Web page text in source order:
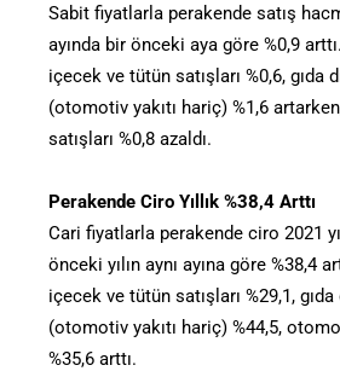
Sabit fiyatlarla perakende satış
ayında bir önceki aya göre %0,9
içecek ve tütün satışları %0,6, gıda
(otomotiv yakıtı hariç) %1,6
satışları %0,8 azaldı.
Perakende Ciro Yıllık %38,4 Arttı
Cari fiyatlarla perakende ciro 2021
önceki yılın aynı ayına göre %38,4
içecek ve tütün satışları %29,1, gıda
(otomotiv yakıtı hariç) %44,5,
%35,6 arttı.